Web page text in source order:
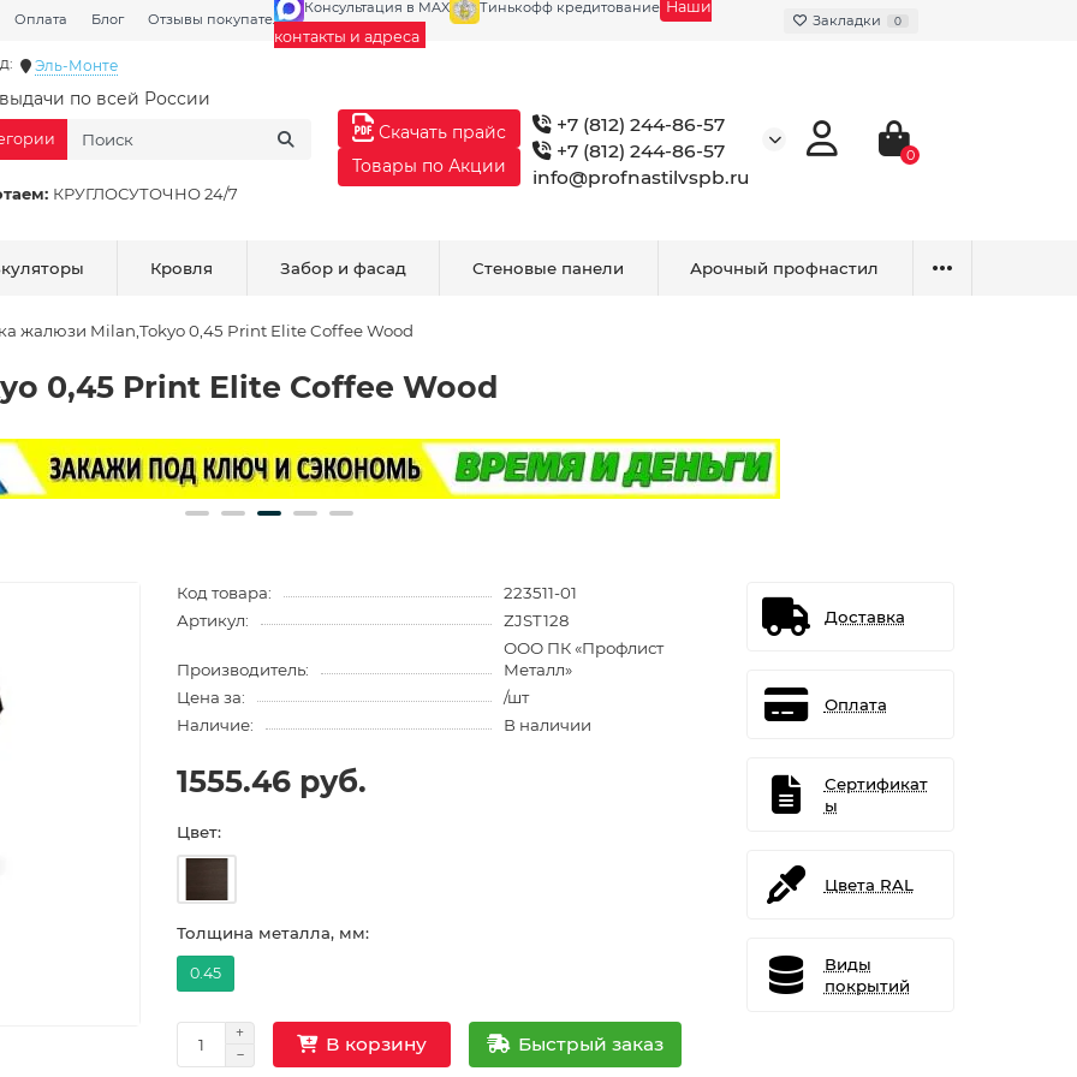
Оплата Блог Отзывы покупателей Галерея
Консультация в MAX Тинькофф кредитование Наши
контакты и адреса
Закладки 0
Эль-Монте
по всей России
КРУГЛОСУТОЧНО 24/7
Скачать прайс
Товары по Акции
+7 (812) 244-86-57
+7 (812) 244-86-57
info@profnastilvspb.ru
0
Кровля Забор и фасад Стеновые панели Арочный профнастил
жалюзи Milan,Tokyo 0,45 Print Elite Coffee Wood
0,45 Print Elite Coffee Wood
Код товара:
223511-01
Артикул:
ZJST128
Производитель:
ООО ПК «Профлист
Металл»
Цена за:
/шт
Наличие:
В наличии
1555.46 руб.
Цвет:
Толщина металла, мм:
0.45
В корзину Быстрый заказ
Доставка
Оплата
Сертификат
ы
Цвета RAL
Виды
покрытий